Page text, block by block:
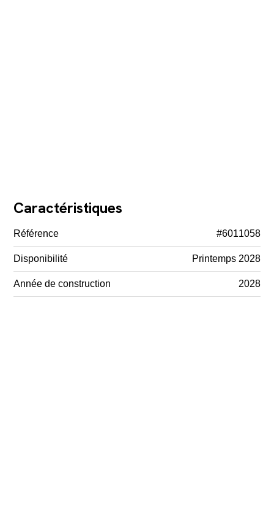
Caractéristiques
Référence #6011058
Disponibilité Printemps 2028
Année de construction 2028